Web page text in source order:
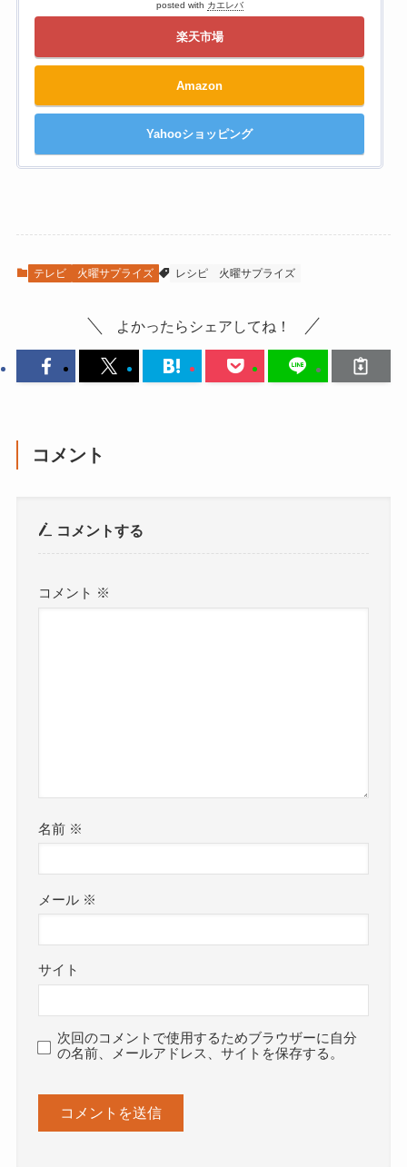
posted with カエレバ
楽天市場
Amazon
Yahooショッピング
テレビ 火曜サプライズ レシピ 火曜サプライズ
よかったらシェアしてね！
コメント
コメントする
コメント ※
名前 ※
メール ※
サイト
次回のコメントで使用するためブラウザーに自分
の名前、メールアドレス、サイトを保存する。